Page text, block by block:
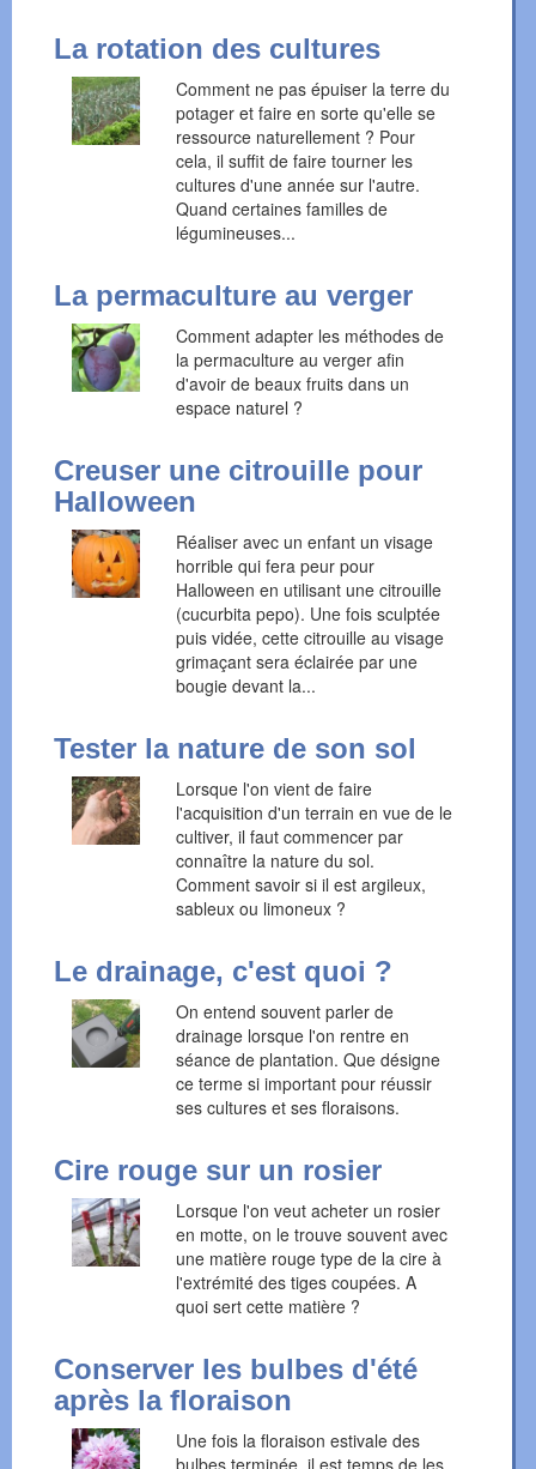
La rotation des cultures
Comment ne pas épuiser la terre du
potager et faire en sorte qu'elle se
ressource naturellement ? Pour
cela, il suffit de faire tourner les
cultures d'une année sur l'autre.
Quand certaines familles de
légumineuses...
La permaculture au verger
Comment adapter les méthodes de
la permaculture au verger afin
d'avoir de beaux fruits dans un
espace naturel ?
Creuser une citrouille pour
Halloween
Réaliser avec un enfant un visage
horrible qui fera peur pour
Halloween en utilisant une citrouille
(cucurbita pepo). Une fois sculptée
puis vidée, cette citrouille au visage
grimaçant sera éclairée par une
bougie devant la...
Tester la nature de son sol
Lorsque l'on vient de faire
l'acquisition d'un terrain en vue de le
cultiver, il faut commencer par
connaître la nature du sol.
Comment savoir si il est argileux,
sableux ou limoneux ?
Le drainage, c'est quoi ?
On entend souvent parler de
drainage lorsque l'on rentre en
séance de plantation. Que désigne
ce terme si important pour réussir
ses cultures et ses floraisons.
Cire rouge sur un rosier
Lorsque l'on veut acheter un rosier
en motte, on le trouve souvent avec
une matière rouge type de la cire à
l'extrémité des tiges coupées. A
quoi sert cette matière ?
Conserver les bulbes d'été
après la floraison
Une fois la floraison estivale des